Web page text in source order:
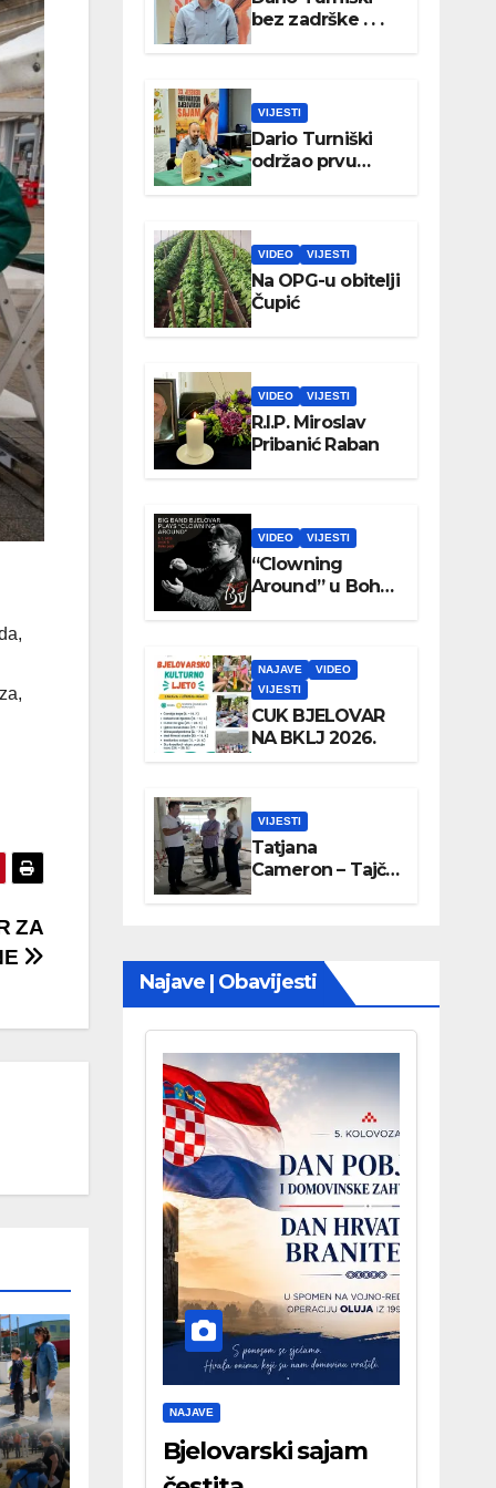
ZA
bez zadrške . . .
VIJESTI
Dario Turniški
održao prvu
konferenciju za
VIDEO VIJESTI
Na OPG-u obitelji
Čupić
VIDEO VIJESTI
R.I.P. Miroslav
Pribanić Raban
VIDEO VIJESTI
“Clowning
Around” u Boho
parku
NAJAVE
VIDEO
VIJESTI
CUK BJELOVAR
NA BKLJ 2026.
VIJESTI
Tatjana
Cameron – Tajči
posjetila
Najave | Obavijesti
NAJAVE
Bjelovarski sajam